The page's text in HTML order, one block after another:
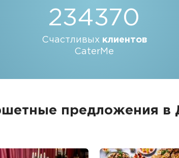
234370
Счастливых клиентов
CaterMe
предложения в